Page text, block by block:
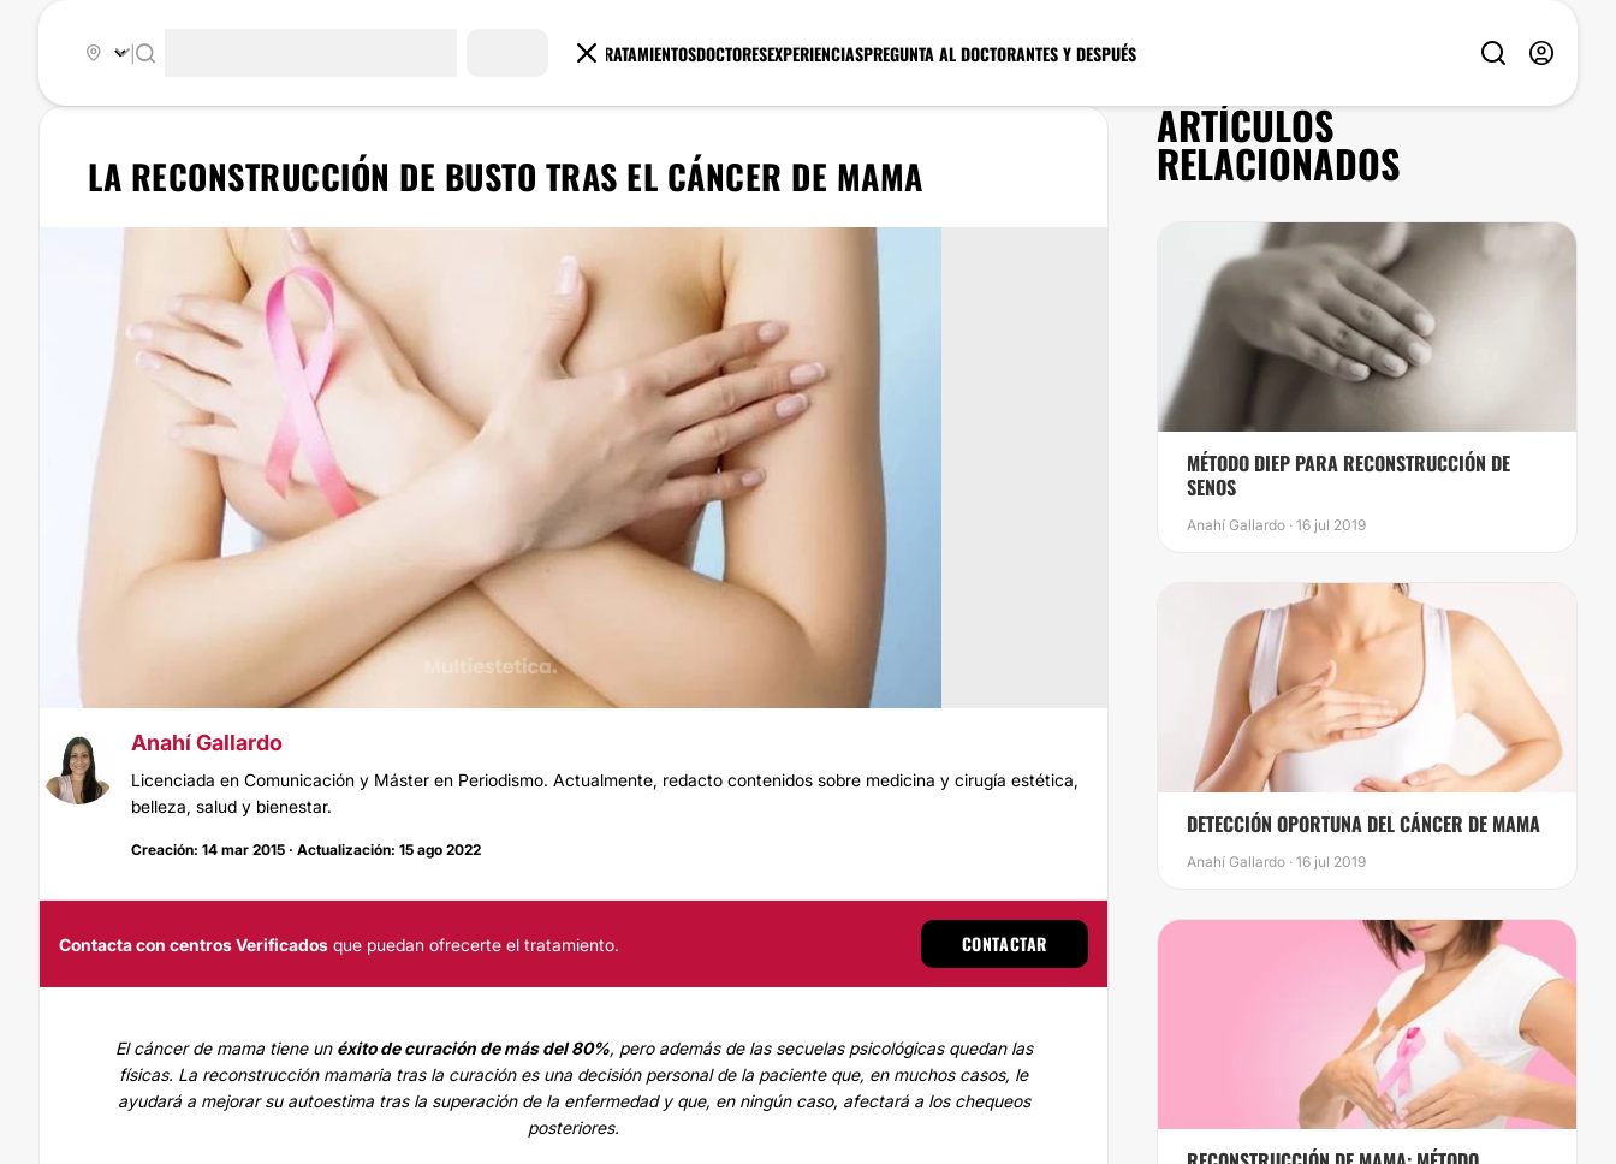
TRATAMIENTOSDOCTORESEXPERIENCIASPREGUNTA AL DOCTORANTES Y DESPUÉS
LA RECONSTRUCCIÓN DE BUSTO TRAS EL CÁNCER DE MAMA
Anahí Gallardo
Licenciada en Comunicación y Máster en Periodismo. Actualmente, redacto contenidos sobre medicina y cirugía estética,
belleza, salud y bienestar.
Creación: 14 mar 2015 · Actualización: 15 ago 2022
Contacta con centros Verificados que puedan ofrecerte el tratamiento. CONTACTAR
El cáncer de mama tiene un éxito de curación de más del 80%, pero además de las secuelas psicológicas quedan las
físicas. La reconstrucción mamaria tras la curación es una decisión personal de la paciente que, en muchos casos, le
ayudará a mejorar su autoestima tras la superación de la enfermedad y que, en ningún caso, afectará a los chequeos
posteriores.
ARTÍCULOS
RELACIONADOS
MÉTODO DIEP PARA RECONSTRUCCIÓN DE
SENOS
Anahí Gallardo · 16 jul 2019
DETECCIÓN OPORTUNA DEL CÁNCER DE MAMA
Anahí Gallardo · 16 jul 2019